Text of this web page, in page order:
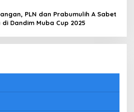
PLN dan Prabumulih A Sabet
Dandim Muba Cup 2025